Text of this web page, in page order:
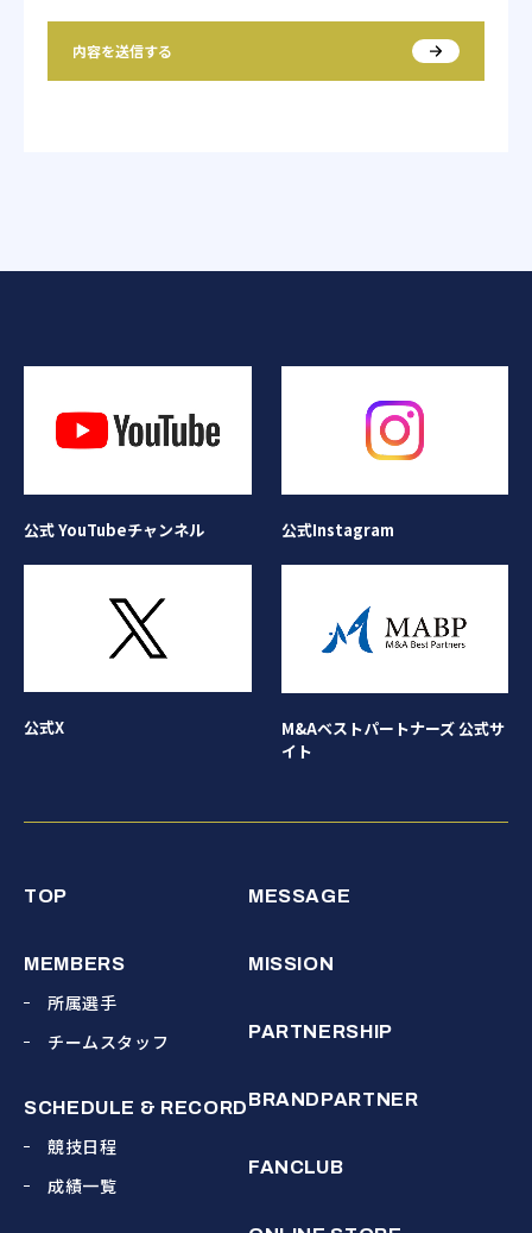
are
内容を送信する
公式 YouTubeチャンネル 公式Instagram
公式X
M&Aベストパートナーズ 公式サ
イト
TOP
MEMBERS
所属選手
チームスタッフ
SCHEDULE & RECORD
競技日程
成績一覧
MESSAGE
MISSION
PARTNERSHIP
BRANDPARTNER
FANCLUB